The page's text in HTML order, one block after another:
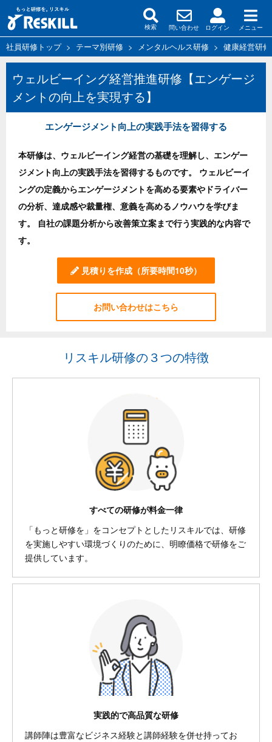
検索 問い合わせ ログイン メニュー
社員研修トップ> テーマ別研修 > メンタルヘルス研修 > 健康経営研修
ウェルビーイング経営推進研修【エンゲージ
メントの向上を実現する】
エンゲージメント向上の実践手法を習得する
本研修は、ウェルビーイング経営の基礎を理解し、エンゲー
ジメント向上の実践手法を習得するものです。 ウェルビーイ
ングの定義からエンゲージメントを高める要素やドライバー
の分析、達成感や裁量権、意義を高めるノウハウを学びま
す。 自社の課題分析から改善策立案まで行う実践的な内容で
す。
見積りを作成 （所要時間10秒）
お問い合わせはこちら
リスキル研修の３つの特徴
すべての研修が料金一律
「もっと研修を」をコンセプトとしたリスキルでは、研修
を実施しやすい環境づくりのために、明瞭価格で研修をご
提供しています。
実践的で高品質な研修
講師陣は豊富なビジネス経験と講師経験を併せ持ってお